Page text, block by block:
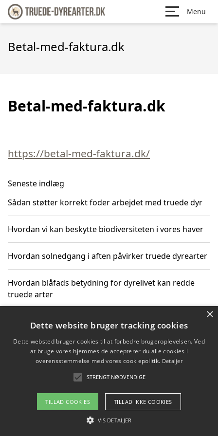
Menu
Betal-med-faktura.dk
Betal-med-faktura.dk
https://betal-med-faktura.dk/
Seneste indlæg
Sådan støtter korrekt foder arbejdet med truede dyr
Hvordan vi kan beskytte biodiversiteten i vores haver
Hvordan solnedgang i aften påvirker truede dyrearter
Hvordan blåfads betydning for dyrelivet kan redde
truede arter
Hvordan kan gaver til unge voksne støtte bevarelsen
Copyright 2026 - Pilanto Aps
Om / kontakt
Blog Betingelser
×
Dette website bruger tracking cookies
Dette websted bruger cookies til at forbedre brugeroplevelsen. Ved
at bruge vores hjemmeside accepterer du alle cookies i
overensstemmelse med vores cookiepolitik. Detaljer
STRENGT NØDVENDIGE
TILLAD COOKIES TILLAD IKKE COOKIES
VIS DETALJER